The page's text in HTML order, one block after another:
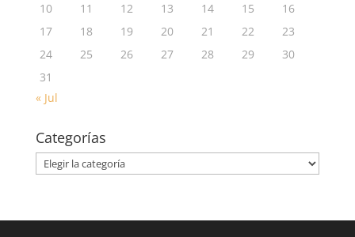
10
11 12 13 14 15
16
17
18 19 20 21 22
23
24
25 26 27 28 29
30
31
« Jul
Categorías
Categorías